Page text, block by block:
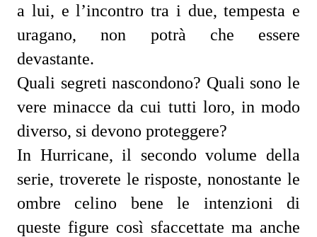
a lui, e l’incontro tra i due, tempesta e
uragano, non potrà che essere
devastante.
Quali segreti nascondono? Quali sono le
vere minacce da cui tutti loro, in modo
diverso, si devono proteggere?
In Hurricane, il secondo volume della
serie, troverete le risposte, nonostante le
ombre celino bene le intenzioni di
queste figure così sfaccettate ma anche